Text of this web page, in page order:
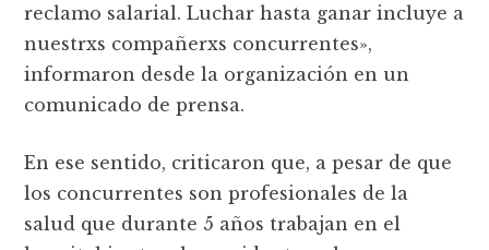
reclamo salarial. Luchar hasta ganar incluye a
nuestrxs compañerxs concurrentes»,
informaron desde la organización en un
comunicado de prensa.
En ese sentido, criticaron que, a pesar de que
los concurrentes son profesionales de la
salud que durante 5 años trabajan en el